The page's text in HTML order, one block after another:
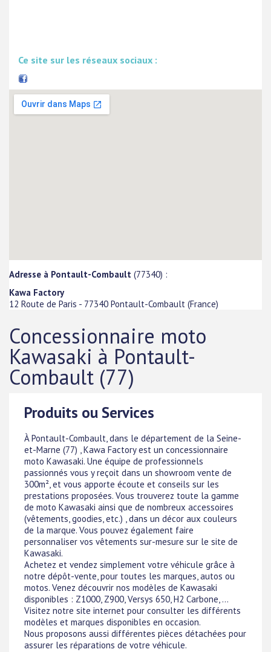
Ce site sur les réseaux sociaux :
Adresse à Pontault-Combault (77340) :
Kawa Factory
12 Route de Paris - 77340 Pontault-Combault (France)
Concessionnaire moto
Kawasaki à Pontault-
Combault (77)
Produits ou Services
À Pontault-Combault, dans le département de la Seine-
et-Marne (77) , Kawa Factory est un concessionnaire
moto Kawasaki. Une équipe de professionnels
passionnés vous y reçoit dans un showroom vente de
300m², et vous apporte écoute et conseils sur les
prestations proposées. Vous trouverez toute la gamme
de moto Kawasaki ainsi que de nombreux accessoires
(vêtements, goodies, etc.) , dans un décor aux couleurs
de la marque. Vous pouvez également faire
personnaliser vos vêtements sur-mesure sur le site de
Kawasaki.
Achetez et vendez simplement votre véhicule grâce à
notre dépôt-vente, pour toutes les marques, autos ou
motos. Venez découvrir nos modèles de Kawasaki
disponibles : Z1000, Z900, Versys 650, H2 Carbone, ...
Visitez notre site internet pour consulter les différents
modèles et marques disponibles en occasion.
Nous proposons aussi différentes pièces détachées pour
assurer les réparations de votre véhicule.